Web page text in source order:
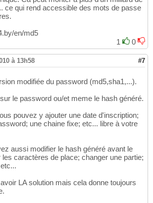
ce qui rend accessible des mots de passe
en/md5
1
0
à 13h58 #7
modifiée du password (md5,sha1,...).
le password ou/et meme le hash généré.
pouvez y ajouter une date d'inscription;
une chaine fixe; etc... libre à votre
aussi modifier le hash généré avant le
caractères de place; changer une partie;
LA solution mais cela donne toujours